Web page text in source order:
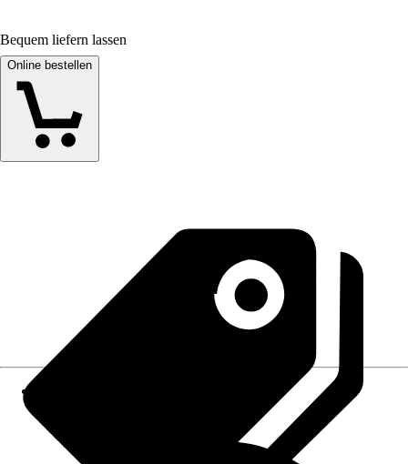
Bequem liefern lassen
Online bestellen